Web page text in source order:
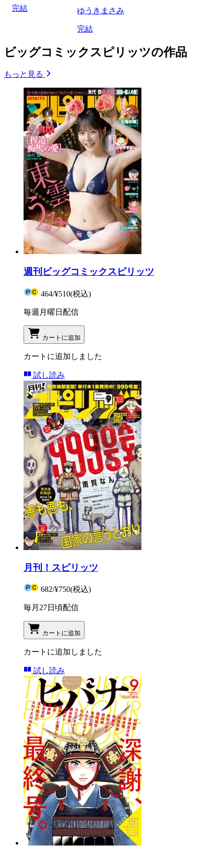
完結 ゆうきまさみ
完結
ビッグコミックスピリッツの作品
もっと見る
週刊ビッグコミックスピリッツ
464/¥510(税込)
毎週月曜日配信
カートに追加
カートに追加しました
試し読み
月刊！スピリッツ
682/¥750(税込)
毎月27日頃配信
カートに追加
カートに追加しました
試し読み